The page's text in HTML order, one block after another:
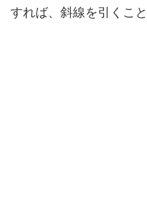
すれば、斜線を引くこ